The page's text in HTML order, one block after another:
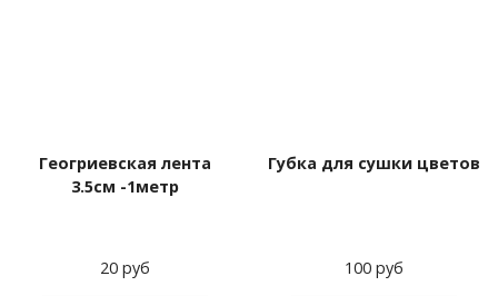
Геогриевская лента
3.5см -1метр
20 руб
Губка для сушки цветов
100 руб